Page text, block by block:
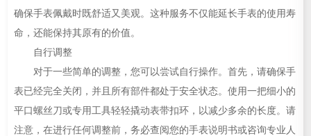
确保手表佩戴时既舒适又美观。这种服务不仅能延长手表的使用寿
命，还能保持其原有的价值。
自行调整
对于一些简单的调整，您可以尝试自行操作。首先，请确保手
表已经完全关闭，并且所有部件都处于安全状态。使用一把细小的
平口螺丝刀或专用工具轻轻撬动表带扣环，以减少多余的长度。请
注意，在进行任何调整前，务必查阅您的手表说明书或咨询专业人